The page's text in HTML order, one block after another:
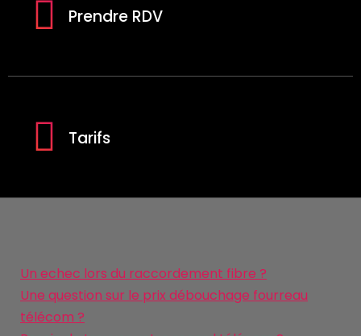
Prendre RDV
Tarifs
Un echec lors du raccordement fibre ?
Une question sur le prix débouchage fourreau
télécom ?